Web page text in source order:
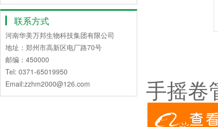
联系方式
河南华美万邦生物科技集团有限公司
地址：郑州市高新区电厂路70号
邮编：450000
Tel: 0371-65019950
Email:zzhm2000@126.com
手摇卷